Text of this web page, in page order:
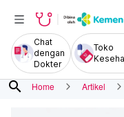
Chat
dengan
Dokter
Toko
search Home Artikel